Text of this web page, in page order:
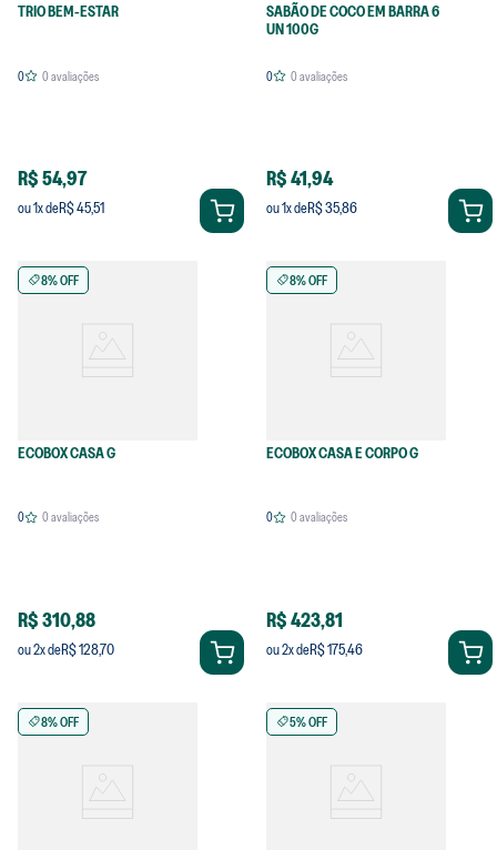
TRIO BEM-ESTAR
0 0avaliações
R$ 54,97
ou1x deR$ 45,51
SABÃO DE COCO EM BARRA 6
UN 100G
0 0avaliações
R$ 41,94
ou1x deR$ 35,86
8% OFF
ECOBOX CASA G
0 0avaliações
R$ 310,88
ou2x deR$ 128,70
8% OFF
ECOBOX CASA E CORPO G
0 0avaliações
R$ 423,81
ou2x deR$ 175,46
8% OFF 5% OFF